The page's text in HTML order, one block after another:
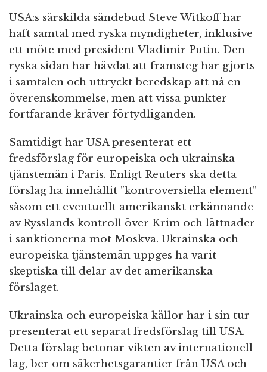
USA:s särskilda sändebud Steve Witkoff har
haft samtal med ryska myndigheter, inklusive
ett möte med president Vladimir Putin. Den
ryska sidan har hävdat att framsteg har gjorts
i samtalen och uttryckt beredskap att nå en
överenskommelse, men att vissa punkter
fortfarande kräver förtydliganden.
Samtidigt har USA presenterat ett
fredsförslag för europeiska och ukrainska
tjänstemän i Paris. Enligt Reuters ska detta
förslag ha innehållit ”kontroversiella element”
såsom ett eventuellt amerikanskt erkännande
av Rysslands kontroll över Krim och lättnader
i sanktionerna mot Moskva. Ukrainska och
europeiska tjänstemän uppges ha varit
skeptiska till delar av det amerikanska
förslaget.
Ukrainska och europeiska källor har i sin tur
presenterat ett separat fredsförslag till USA.
Detta förslag betonar vikten av internationell
lag, ber om säkerhetsgarantier från USA och